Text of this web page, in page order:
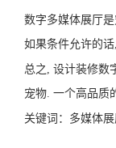
数字多媒体展厅
如果条件允许的
总之, 设计装修数
宠物. 一个高品质
关键词： 多媒体